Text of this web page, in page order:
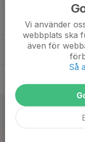
Vi använder
webbplats ska
även för
Så